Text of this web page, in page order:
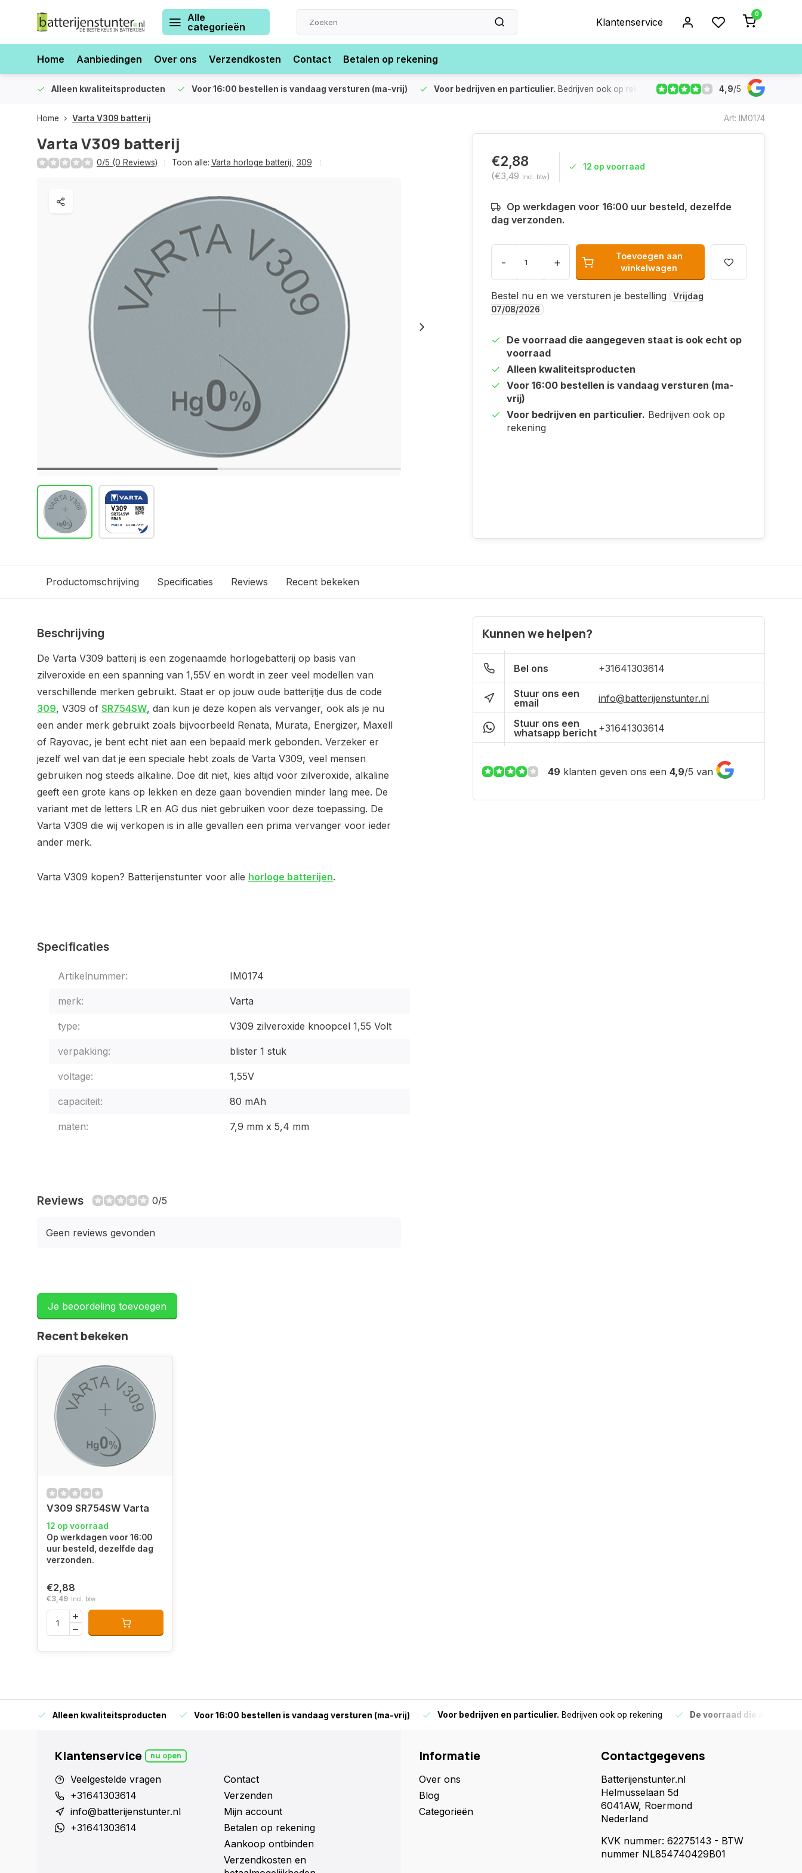
Alle
categorieën
Klantenservice
0
Home Aanbiedingen Over ons Verzendkosten Contact Betalen op rekening
Alleen kwaliteitsproducten Voor 16:00 bestellen is vandaag versturen (ma-vrij) Voor bedrijven en particulier. Bedrijven ook op rekening De voorraad die
4,9/5
Home Varta V309 batterij Art: IM0174
Varta V309 batterij
0/5 (0 Reviews) Toon alle: Varta horloge batterij 309 €2,88
(€3,49 Incl. btw)
12 op voorraad
Op werkdagen voor 16:00 uur besteld, dezelfde
dag verzonden.
- +
Toevoegen aan
winkelwagen
Bestel nu en we versturen je bestelling
Vrijdag
07/08/2026
De voorraad die aangegeven staat is ook echt op
voorraad
Alleen kwaliteitsproducten
Voor 16:00 bestellen is vandaag versturen (ma-
vrij)
Voor bedrijven en particulier. Bedrijven ook op
rekening
Productomschrijving Specificaties Reviews Recent bekeken
Beschrijving
De Varta V309 batterij is een zogenaamde horlogebatterij op basis van
zilveroxide en een spanning van 1,55V en wordt in zeer veel modellen van
verschillende merken gebruikt. Staat er op jouw oude batterijtje dus de code
309, V309 of SR754SW, dan kun je deze kopen als vervanger, ook als je nu
een ander merk gebruikt zoals bijvoorbeeld Renata, Murata, Energizer, Maxell
of Rayovac, je bent echt niet aan een bepaald merk gebonden. Verzeker er
jezelf wel van dat je een speciale hebt zoals de Varta V309, veel mensen
gebruiken nog steeds alkaline. Doe dit niet, kies altijd voor zilveroxide, alkaline
geeft een grote kans op lekken en deze gaan bovendien minder lang mee. De
variant met de letters LR en AG dus niet gebruiken voor deze toepassing. De
Varta V309 die wij verkopen is in alle gevallen een prima vervanger voor ieder
ander merk.
Varta V309 kopen? Batterijenstunter voor alle horloge batterijen.
Specificaties
Artikelnummer: IM0174
merk: Varta
type: V309 zilveroxide knoopcel 1,55 Volt
verpakking: blister 1 stuk
voltage: 1,55V
capaciteit: 80 mAh
maten: 7,9 mm x 5,4 mm
Reviews 0/5
Geen reviews gevonden
Je beoordeling toevoegen
Kunnen we helpen?
Bel ons +31641303614
Stuur ons een
email
info@batterijenstunter.nl
Stuur ons een
whatsapp bericht +31641303614
49 klanten geven ons een 4,9/5 van
Recent bekeken
V309 SR754SW Varta
12 op voorraad
Op werkdagen voor 16:00
uur besteld, dezelfde dag
verzonden.
€2,88
€3,49 Incl. btw
Alleen kwaliteitsproducten Voor 16:00 bestellen is vandaag versturen (ma-vrij) Voor bedrijven en particulier. Bedrijven ook op rekening De voorraad die
Klantenservice nu open
Veelgestelde vragen
+31641303614
info@batterijenstunter.nl
+31641303614
Contact
Verzenden
Mijn account
Betalen op rekening
Aankoop ontbinden
Verzendkosten en
Informatie
Over ons
Blog
Categorieën
Contactgegevens
Batterijenstunter.nl
Helmusselaan 5d
6041AW, Roermond
Nederland
KVK nummer: 62275143 - BTW
nummer NL854740429B01